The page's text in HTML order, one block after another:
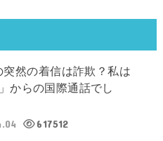
突然の着信は詐欺？私は
からの国際通話でし
617512